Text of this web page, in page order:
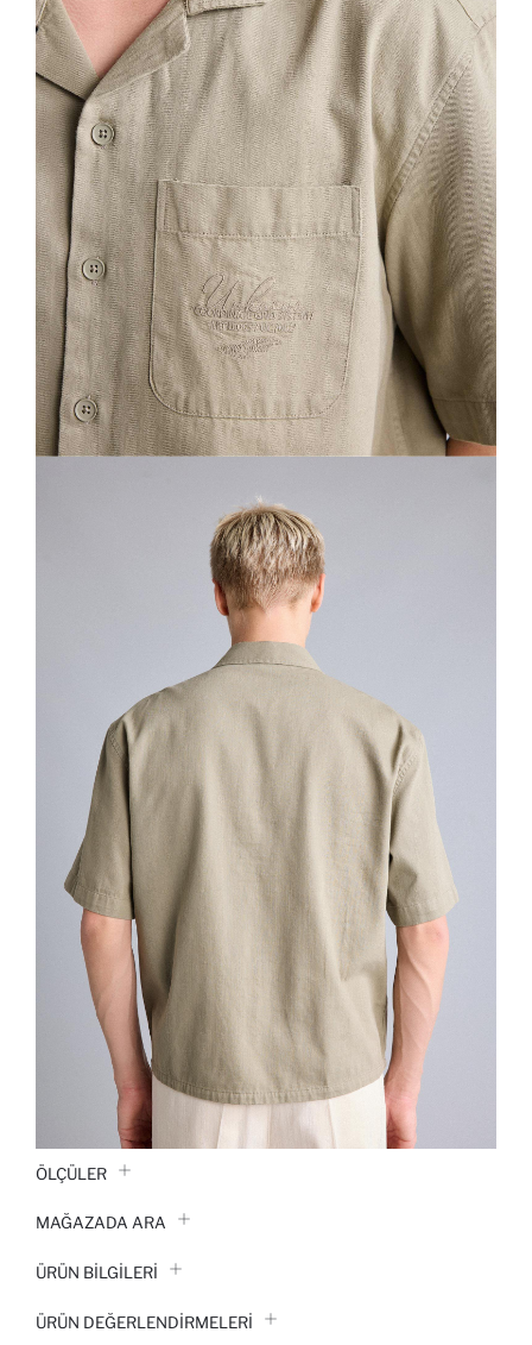
ÖLÇÜLER
MAĞAZADA ARA
ÜRÜN BILGILERI
ÜRÜN DEĞERLENDİRMELERİ